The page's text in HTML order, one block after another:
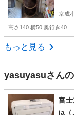
京成
高さ140 横50 奥行き40
東京 江戸川区
もっと見る
yasuyasuさん
富
ia（